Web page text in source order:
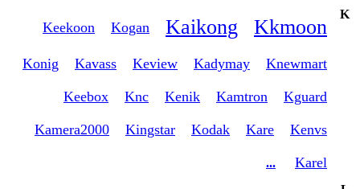
K
Kkmoon
Kaikong
Kogan
Keekoon
Knewmart
Kadymay
Keview
Kavass
Konig
Kguard
Kamtron
Kenik
Knc
Keebox
Kenvs
Kare
Kodak
Kingstar
Kamera2000
Karel
...